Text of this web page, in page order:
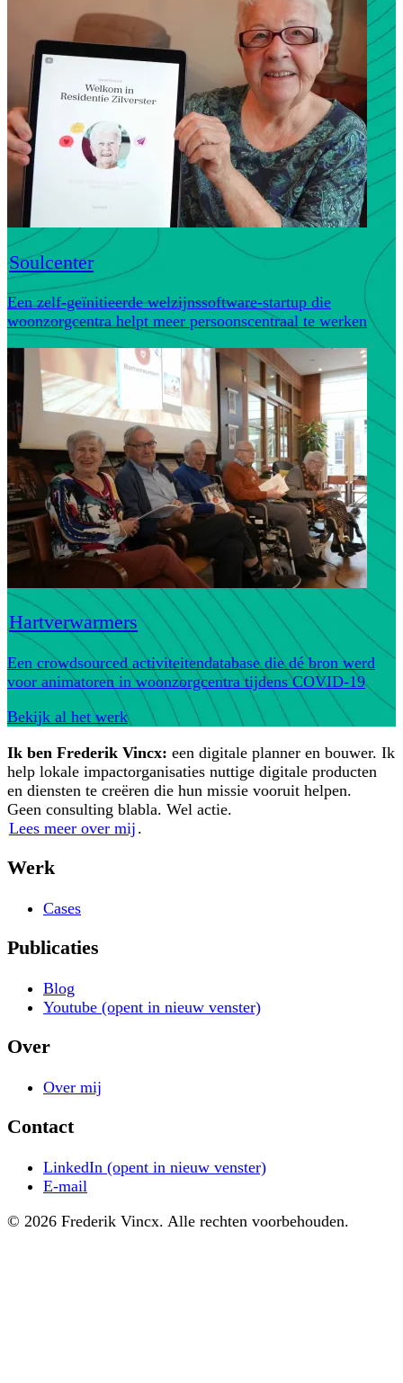
Soulcenter
Een zelf-geïnitieerde welzijnssoftware-startup die
woonzorgcentra helpt meer persoonscentraal te werken
Hartverwarmers
Een crowdsourced activiteitendatabase die dé bron werd
voor animatoren in woonzorgcentra tijdens COVID-19
Bekijk al het werk
Ik ben Frederik Vincx: een digitale planner en bouwer. Ik
help lokale impactorganisaties nuttige digitale producten
en diensten te creëren die hun missie vooruit helpen.
Geen consulting blabla. Wel actie.
Lees meer over mij .
Werk
Cases
Publicaties
Blog
Youtube (opent in nieuw venster)
Over
Over mij
Contact
LinkedIn (opent in nieuw venster)
E-mail
© 2026 Frederik Vincx. Alle rechten voorbehouden.